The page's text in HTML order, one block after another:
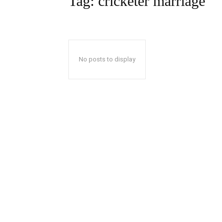
No posts to display